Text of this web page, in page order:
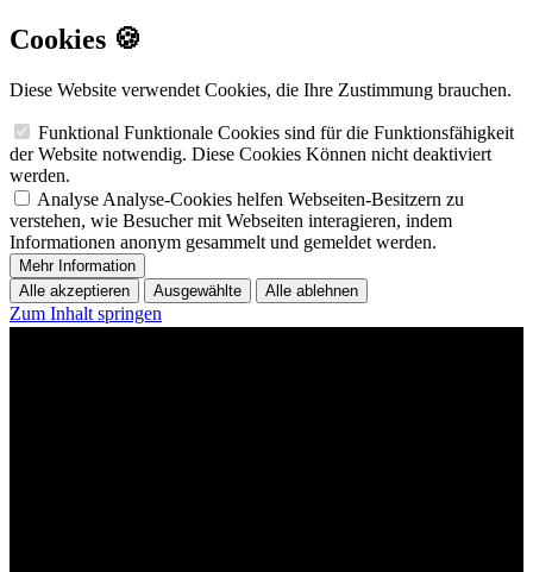
Cookies 🍪
Diese Website verwendet Cookies, die Ihre Zustimmung brauchen.
Funktional Funktionale Cookies sind für die Funktionsfähigkeit
der Website notwendig. Diese Cookies Können nicht deaktiviert
werden.
Analyse Analyse-Cookies helfen Webseiten-Besitzern zu
verstehen, wie Besucher mit Webseiten interagieren, indem
Informationen anonym gesammelt und gemeldet werden.
Mehr Information
Alle akzeptieren
Ausgewählte Alle ablehnen
Zum Inhalt springen